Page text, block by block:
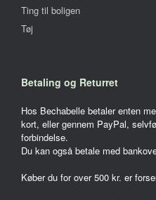
Ting til boligen
Tøj
Betaling og Returret
Hos Bechabelle betaler enten
kort, eller gennem PayPal,
forbindelse.
Du kan også betale med
Køber du for over 500 kr. er